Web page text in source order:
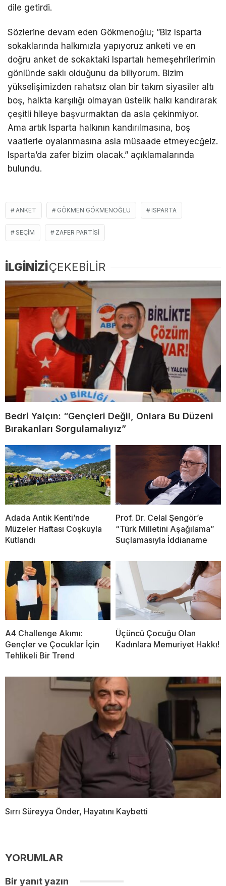
dile getirdi.
Sözlerine devam eden Gökmenoğlu; ”Biz Isparta
sokaklarında halkımızla yapıyoruz anketi ve en
doğru anket de sokaktaki Ispartalı hemeşehrilerimin
gönlünde saklı olduğunu da biliyorum. Bizim
yükselişimizden rahatsız olan bir takım siyasiler altı
boş, halkta karşılığı olmayan üstelik halkı kandırarak
çeşitli hileye başvurmaktan da asla çekinmiyor.
Ama artık Isparta halkının kandırılmasına, boş
vaatlerle oyalanmasına asla müsaade etmeyecğeiz.
Isparta’da zafer bizim olacak.” açıklamalarında
bulundu.
ANKET GÖKMEN GÖKMENOĞLU ISPARTA
SEÇIM ZAFER PARTISI
İLGİNİZİÇEKEBİLİR
Bedri Yalçın: “Gençleri Değil, Onlara Bu Düzeni
Bırakanları Sorgulamalıyız”
Adada Antik Kenti’nde
Müzeler Haftası Coşkuyla
Kutlandı
Prof. Dr. Celal Şengör’e
“Türk Milletini Aşağılama”
Suçlamasıyla İddianame
A4 Challenge Akımı:
Gençler ve Çocuklar İçin
Tehlikeli Bir Trend
Üçüncü Çocuğu Olan
Kadınlara Memuriyet Hakkı!
Sırrı Süreyya Önder, Hayatını Kaybetti
YORUMLAR
Bir yanıt yazın